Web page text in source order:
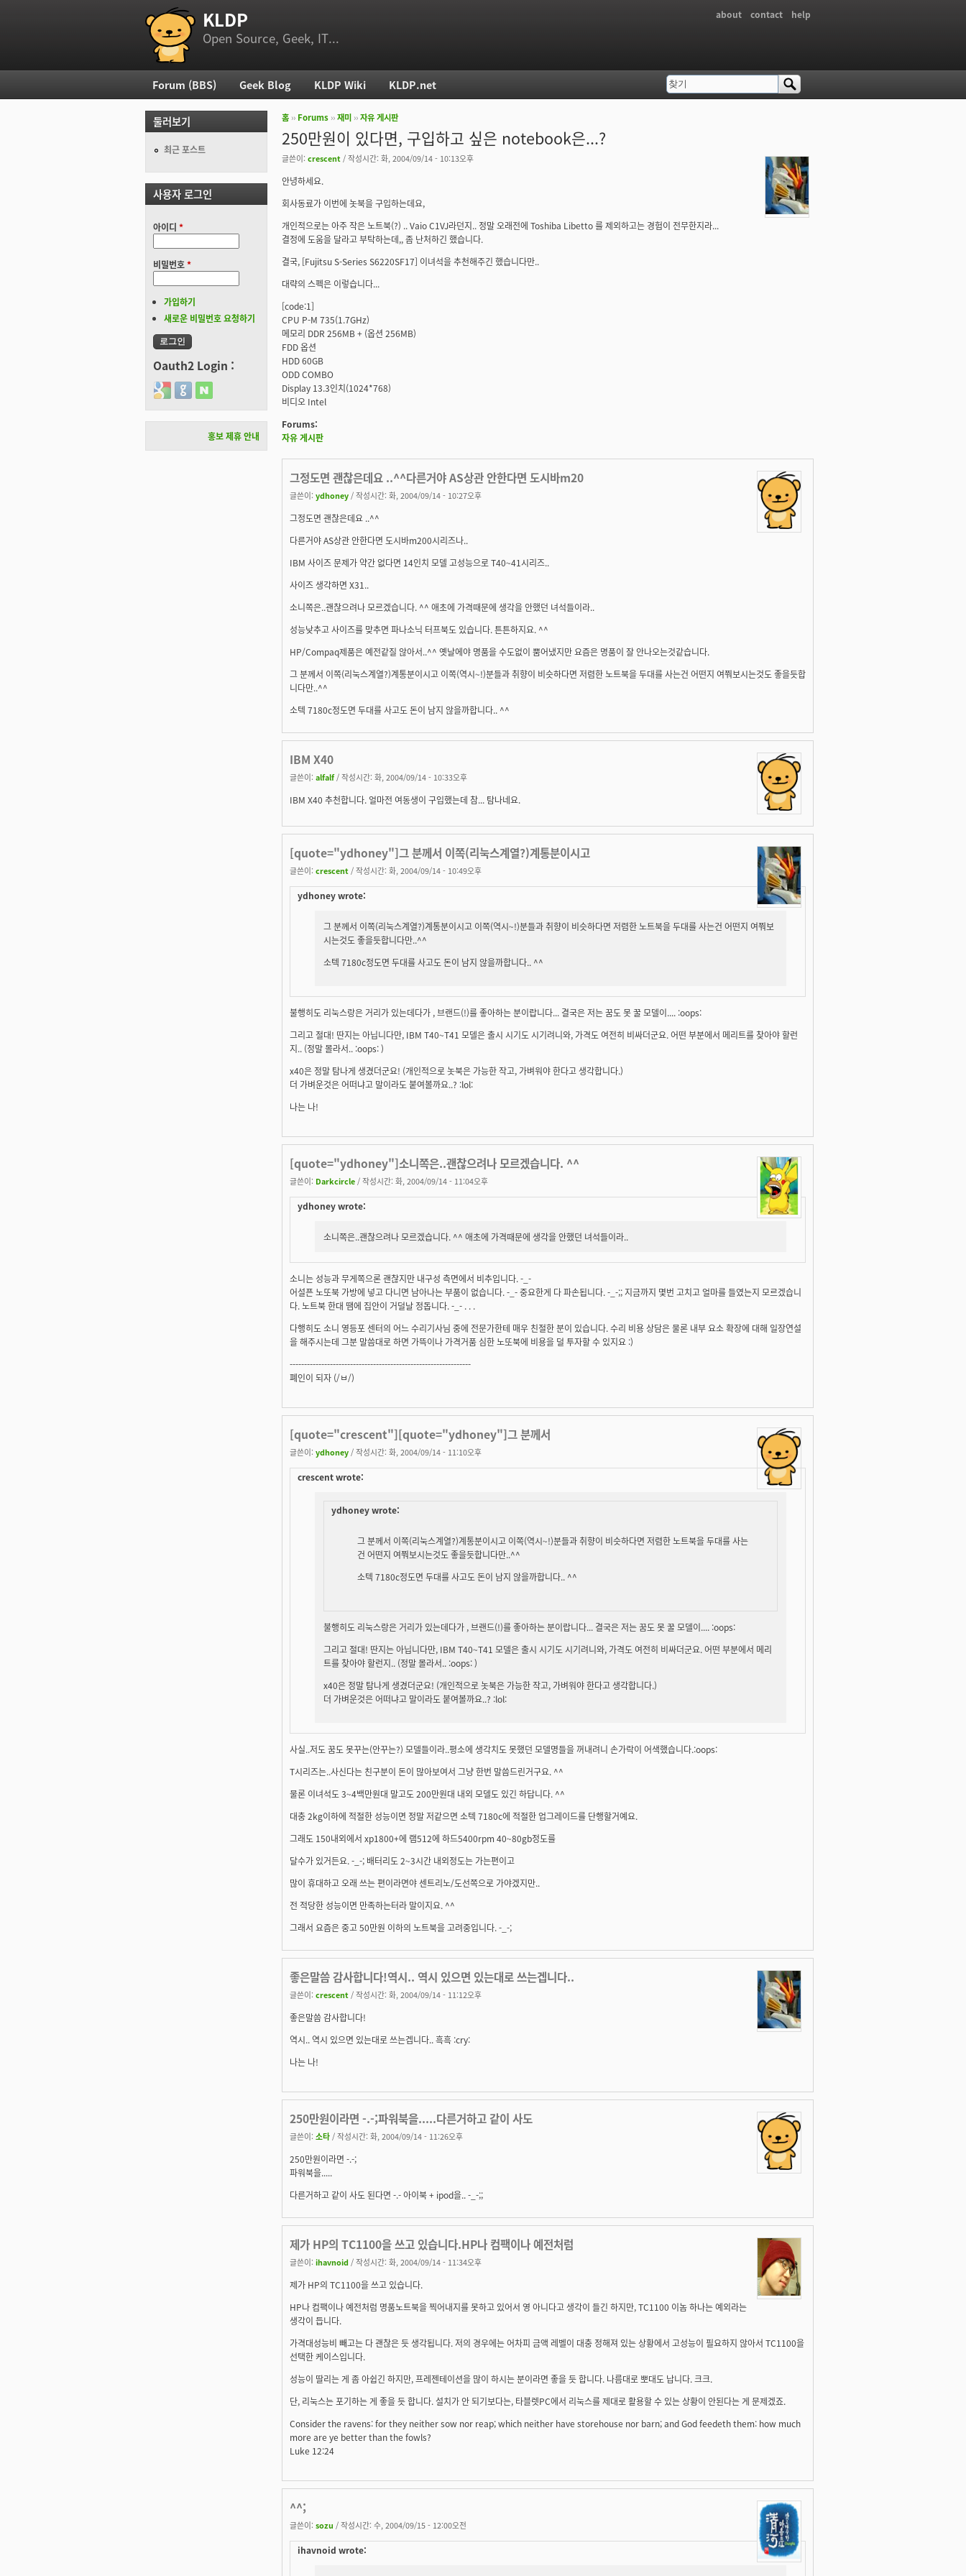
부 메뉴
about contact help
KLDP
Open Source, Geek, IT...
현재 위치
홈 ›› Forums ››재미 ››자유 게시판
250만원이 있다면, 구입하고 싶은 notebook은...?
글쓴이: crescent / 작성시간: 화, 2004/09/14 - 10:13오후
안녕하세요.
회사동료가 이번에 놋북을 구입하는데요,
개인적으로는 아주 작은 노트북(?) .. Vaio C1VJ라던지.. 정말 오래전에 Toshiba Libetto 를 제외하고는 경험이 전무한지라...
결정에 도움을 달라고 부탁하는데,, 좀 난처하긴 했습니다.
결국, [Fujitsu S-Series S6220SF17] 이녀석을 추천해주긴 했습니다만..
대략의 스펙은 이렇습니다...
[code:1]
CPU P-M 735(1.7GHz)
메모리 DDR 256MB + (옵션 256MB)
FDD 옵션
HDD 60GB
ODD COMBO
Display 13.3인치(1024*768)
비디오 Intel
Forums:
자유 게시판
그정도면 괜찮은데요 ..^^다른거야 AS상관 안한다면 도시바m20
글쓴이: ydhoney / 작성시간: 화, 2004/09/14 - 10:27오후
그정도면 괜찮은데요 ..^^
다른거야 AS상관 안한다면 도시바m200시리즈나..
IBM 사이즈 문제가 약간 없다면 14인치 모델 고성능으로 T40~41시리즈..
사이즈 생각하면 X31..
소니쪽은..괜찮으려나 모르겠습니다. ^^ 애초에 가격때문에 생각을 안했던 녀석들이라..
성능낮추고 사이즈를 맞추면 파나소닉 터프북도 있습니다. 튼튼하지요. ^^
HP/Compaq제품은 예전같질 않아서..^^ 옛날에야 명품을 수도없이 뿜어냈지만 요즘은 명품이 잘 안나오는것같습니다.
그 분께서 이쪽(리눅스계열?)계통분이시고 이쪽(역시~!)분들과 취향이 비슷하다면 저렴한 노트북을 두대를 사는건 어떤지 여쭤보시는것도 좋을듯합
니다만..^^
소텍 7180c정도면 두대를 사고도 돈이 남지 않을까합니다.. ^^
IBM X40
글쓴이: alfalf/ 작성시간: 화, 2004/09/14 - 10:33오후
IBM X40 추천합니다. 얼마전 여동생이 구입했는데 참... 탐나네요.
[quote="ydhoney"]그 분께서 이쪽(리눅스계열?)계통분이시고
글쓴이: crescent / 작성시간: 화, 2004/09/14 - 10:49오후
ydhoney wrote:
그 분께서 이쪽(리눅스계열?)계통분이시고 이쪽(역시~!)분들과 취향이 비슷하다면 저렴한 노트북을 두대를 사는건 어떤지 여쭤보
시는것도 좋을듯합니다만..^^
소텍 7180c정도면 두대를 사고도 돈이 남지 않을까합니다.. ^^
불행히도 리눅스랑은 거리가 있는데다가 , 브랜드(!)를 좋아하는 분이랍니다... 결국은 저는꿈도 못 꿀모델이.... :oops:
그리고 절대! 딴지는 아닙니다만, IBM T40~T41 모델은 출시 시기도 시기려니와, 가격도 여전히 비싸더군요. 어떤 부분에서 메리트를 찾아야 할런
지.. (정말 몰라서.. :oops: )
x40은 정말 탐나게 생겼더군요! (개인적으로 놋북은 가능한 작고, 가벼워야 한다고 생각합니다.)
더 가벼운것은 어떠냐고 말이라도 붙여볼까요..? :lol:
나는 나!
[quote="ydhoney"]소니쪽은..괜찮으려나 모르겠습니다. ^^
글쓴이: Darkcircle / 작성시간: 화, 2004/09/14 - 11:04오후
ydhoney wrote:
소니쪽은..괜찮으려나 모르겠습니다. ^^ 애초에 가격때문에 생각을 안했던 녀석들이라..
소니는 성능과 무게쪽으론 괜찮지만 내구성 측면에서 비추입니다. -_-
어설픈 노또북 가방에 넣고 다니면 남아나는 부품이 없습니다. -_- 중요한게 다 파손됩니다. -_-;; 지금까지 몇번 고치고 얼마를 들였는지 모르겠습니
다. 노트북 한대 땜에 집안이 거덜날 정돕니다. -_- . . .
다행히도 소니 영등포 센터의 어느 수리기사님 중에 전문가한테 매우 친절한 분이 있습니다. 수리 비용 상담은 물론 내부 요소 확장에 대해 일장연설
을 해주시는데 그분 말씀대로 하면 가뜩이나 가격거품 심한 노또북에 비용을 덜 투자할 수 있지요 :)
---------------------------------------------------------------
폐인이 되자 (/ㅂ/)
[quote="crescent"][quote="ydhoney"]그 분께서
글쓴이: ydhoney / 작성시간: 화, 2004/09/14 - 11:10오후
crescent wrote:
ydhoney wrote:
그 분께서 이쪽(리눅스계열?)계통분이시고 이쪽(역시~!)분들과 취향이 비슷하다면 저렴한 노트북을 두대를 사는
건 어떤지 여쭤보시는것도 좋을듯합니다만..^^
소텍 7180c정도면 두대를 사고도 돈이 남지 않을까합니다.. ^^
불행히도 리눅스랑은 거리가 있는데다가 , 브랜드(!)를 좋아하는 분이랍니다... 결국은 저는꿈도 못 꿀모델이.... :oops:
그리고 절대! 딴지는 아닙니다만, IBM T40~T41 모델은 출시 시기도 시기려니와, 가격도 여전히 비싸더군요. 어떤 부분에서 메리
트를 찾아야 할런지.. (정말 몰라서.. :oops: )
x40은 정말 탐나게 생겼더군요! (개인적으로 놋북은 가능한 작고, 가벼워야 한다고 생각합니다.)
더 가벼운것은 어떠냐고 말이라도 붙여볼까요..? :lol:
사실..저도 꿈도 못꾸는(안꾸는?) 모델들이라..평소에 생각치도 못했던 모델명들을 꺼내려니 손가락이 어색했습니다.:oops:
T시리즈는..사신다는 친구분이 돈이 많아보여서 그냥 한번 말씀드린거구요. ^^
물론 이녀석도 3~4백만원대 말고도 200만원대 내외 모델도 있긴 하답니다. ^^
대충 2kg이하에 적절한 성능이면 정말 저같으면 소텍 7180c에 적절한 업그레이드를 단행할거예요.
그래도 150내외에서 xp1800+에 램512에 하드5400rpm 40~80gb정도를
달수가 있거든요. -_-; 배터리도 2~3시간 내외정도는 가는편이고
많이 휴대하고 오래 쓰는 편이라면야 센트리노/도선쪽으로 가야겠지만..
전 적당한 성능이면 만족하는터라 말이지요. ^^
그래서 요즘은 중고 50만원 이하의 노트북을 고려중입니다. -_-;
좋은말씀 감사합니다!역시.. 역시 있으면 있는대로 쓰는겝니다..
글쓴이: crescent / 작성시간: 화, 2004/09/14 - 11:12오후
좋은말씀 감사합니다!
역시.. 역시 있으면 있는대로 쓰는겝니다.. 흑흑 :cry:
나는 나!
250만원이라면 -.-;파워북을.....다른거하고 같이 사도
글쓴이: 소타 / 작성시간: 화, 2004/09/14 - 11:26오후
250만원이라면 -.-;
파워북을.....
다른거하고 같이 사도 된다면 -.- 아이북 + ipod을.. -_-;;
제가 HP의 TC1100을 쓰고 있습니다.HP나 컴팩이나 예전처럼
글쓴이: ihavnoid / 작성시간: 화, 2004/09/14 - 11:34오후
제가 HP의 TC1100을 쓰고 있습니다.
HP나 컴팩이나 예전처럼 명품노트북을 찍어내지를 못하고 있어서 영 아니다고 생각이 들긴 하지만, TC1100 이놈 하나는 예외라는
생각이 듭니다.
가격대성능비 빼고는 다 괜찮은 듯 생각됩니다. 저의 경우에는 어차피 금액 레벨이 대충 정해져 있는 상황에서 고성능이 필요하지 않아서 TC1100을
선택한 케이스입니다.
성능이 딸리는 게 좀 아쉽긴 하지만, 프레젠테이션을 많이 하시는 분이라면 좋을 듯 합니다. 나름대로 뽀대도 납니다. 크크.
단, 리눅스는 포기하는 게 좋을 듯 합니다. 설치가 안 되기보다는, 타블렛PC에서 리눅스를 제대로 활용할 수 있는 상황이 안된다는 게 문제겠죠.
Consider the ravens: for they neither sow nor reap; which neither have storehouse nor barn; and God feedeth them: how much
more are ye better than the fowls?
Luke 12:24
^^;
글쓴이: sozu / 작성시간: 수, 2004/09/15 - 12:00오전
ihavnoid wrote:
주 메뉴
Forum (BBS) Geek Blog KLDP Wiki KLDP.net 검색 폼
찾기
둘러보기
최근 포스트
사용자 로그인
아이디 *
비밀번호*
가입하기
새로운 비밀번호 요청하기
Oauth2 Login :
Login with Google
Login with GitHub
Login with Naver
홍보 제휴 안내